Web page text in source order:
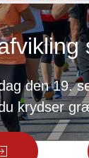
den 19.
krydser